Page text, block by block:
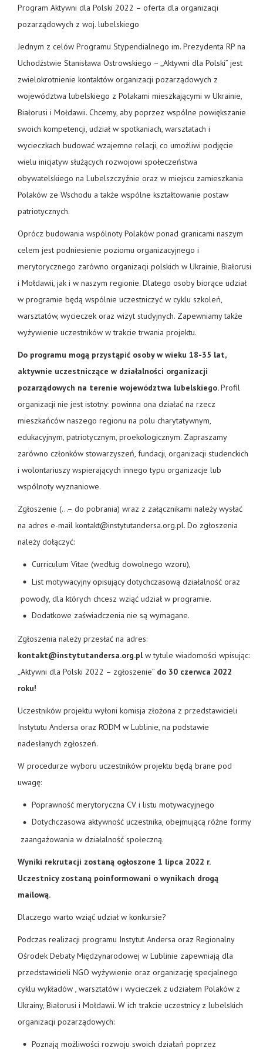
Program Aktywni dla Polski 2022 – oferta dla organizacji
pozarządowych z woj. lubelskiego
Jednym z celów Programu Stypendialnego im. Prezydenta RP na
Uchodźstwie Stanisława Ostrowskiego – „Aktywni dla Polski” jest
zwielokrotnienie kontaktów organizacji pozarządowych z
województwa lubelskiego z Polakami mieszkającymi w Ukrainie,
Białorusi i Mołdawii. Chcemy, aby poprzez wspólne powiększanie
swoich kompetencji, udział w spotkaniach, warsztatach i
wycieczkach budować wzajemne relacji, co umożliwi podjęcie
wielu inicjatyw służących rozwojowi społeczeństwa
obywatelskiego na Lubelszczyźnie oraz w miejscu zamieszkania
Polaków ze Wschodu a także wspólne kształtowanie postaw
patriotycznych.
Oprócz budowania wspólnoty Polaków ponad granicami naszym
celem jest podniesienie poziomu organizacyjnego i
merytorycznego zarówno organizacji polskich w Ukrainie, Białorusi
i Mołdawii, jak i w naszym regionie. Dlatego osoby biorące udział
w programie będą wspólnie uczestniczyć w cyklu szkoleń,
warsztatów, wycieczek oraz wizyt studyjnych. Zapewniamy także
wyżywienie uczestników w trakcie trwania projektu.
Do programu mogą przystąpić osoby w wieku 18-35 lat,
aktywnie uczestniczące w działalności organizacji
pozarządowych na terenie województwa lubelskiego.Profil
organizacji nie jest istotny: powinna ona działać na rzecz
mieszkańców naszego regionu na polu charytatywnym,
edukacyjnym, patriotycznym, proekologicznym. Zapraszamy
zarówno członków stowarzyszeń, fundacji, organizacji studenckich
i wolontariuszy wspierających innego typu organizacje lub
wspólnoty wyznaniowe.
Zgłoszenie (…– do pobrania) wraz z załącznikami należy wysłać
na adres e-mail kontakt@instytutandersa.org.pl. Do zgłoszenia
należy dołączyć:
Curriculum Vitae (według dowolnego wzoru),
List motywacyjny opisujący dotychczasową działalność oraz
powody, dla których chcesz wziąć udział w programie.
Dodatkowe zaświadczenia nie są wymagane.
Zgłoszenia należy przesłać na adres:
kontakt@instytutandersa.org.plw tytule wiadomości wpisując:
„Aktywni dla Polski 2022 – zgłoszenie” do 30 czerwca 2022
roku!
Uczestników projektu wyłoni komisja złożona z przedstawicieli
Instytutu Andersa oraz RODM w Lublinie, na podstawie
nadesłanych zgłoszeń.
W procedurze wyboru uczestników projektu będą brane pod
uwagę:
Poprawność merytoryczna CV i listu motywacyjnego
Dotychczasowa aktywność uczestnika, obejmującą różne formy
zaangażowania w działalność społeczną.
Wyniki rekrutacji zostaną ogłoszone 1 lipca 2022 r.
Uczestnicy zostaną poinformowani o wynikach drogą
mailową.
Dlaczego warto wziąć udział w konkursie?
Podczas realizacji programu Instytut Andersa oraz Regionalny
Ośrodek Debaty Międzynarodowej w Lublinie zapewniają dla
przedstawicieli NGO wyżywienie oraz organizację specjalnego
cyklu wykładów , warsztatów i wycieczek z udziałem Polaków z
Ukrainy, Białorusi i Mołdawii. W ich trakcie uczestnicy z lubelskich
organizacji pozarządowych:
Poznają możliwości rozwoju swoich działań poprzez